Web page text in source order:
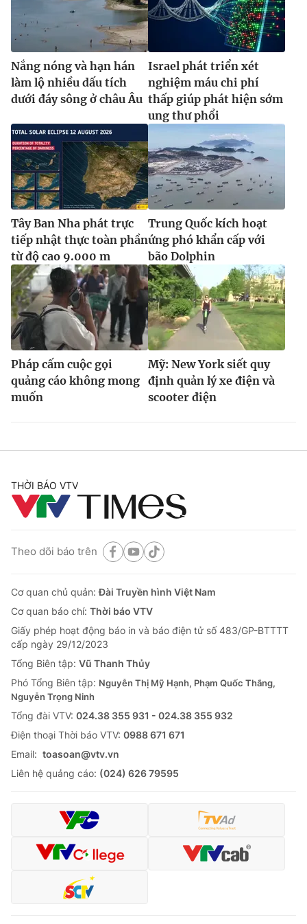
Ðiện thoại Thời báo VTV:024.66 897 897
Email: toasoan@vtv.vn
Liên hệ quảng cáo: 024-7300.7108
® Cấm sao chép dưới mọi hình thức nếu không có sự chấp
thuận bằng văn bản. Ghi rõ nguồn VTV.vn khi phát hành lại
thông tin từ website này.
Nắng nóng và hạn hán
làm lộ nhiều dấu tích
dưới đáy sông ở châu Âu
Israel phát triển xét
nghiệm máu chi phí
thấp giúp phát hiện sớm
ung thư phổi
Tây Ban Nha phát trực
tiếp nhật thực toàn phần
từ độ cao 9.000 m
Trung Quốc kích hoạt
ứng phó khẩn cấp với
bão Dolphin
Pháp cấm cuộc gọi
quảng cáo không mong
muốn
Mỹ: New York siết quy
định quản lý xe điện và
scooter điện
THỜI BÁO VTV
Theo dõi báo trên
Cơ quan chủ quản:Đài Truyền hình Việt Nam
Cơ quan báo chí: Thời báo VTV
Giấy phép hoạt động báo in và báo điện tử số 483/GP-BTTTT
cấp ngày 29/12/2023
Tổng Biên tập: Vũ Thanh Thủy
Phó Tổng Biên tập: Nguyễn Thị Mỹ Hạnh, Phạm Quốc Thắng,
Nguyễn Trọng Ninh
Tổng đài VTV: 024.38 355 931 - 024.38 355 932
Ðiện thoại Thời báo VTV: 0988 671 671
Email: toasoan@vtv.vn
Liên hệ quảng cáo: (024) 626 79595